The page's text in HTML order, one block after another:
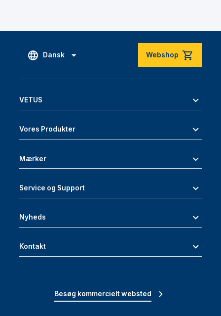
Dansk Webshop
VETUS
Vores Produkter
Mærker
Service og Support
Nyheds
Kontakt
Besøg kommercielt websted